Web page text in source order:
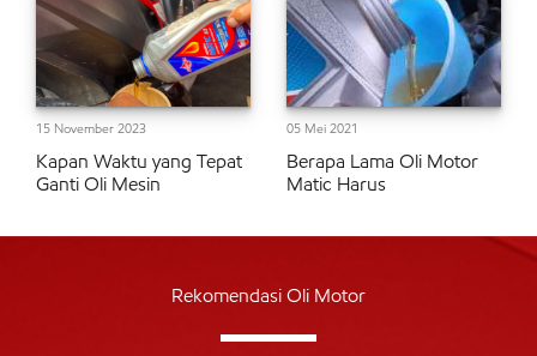
15 November 2023
Kapan Waktu yang Tepat
Ganti Oli Mesin
05 Mei 2021
Berapa Lama Oli Motor
Matic Harus
Rekomendasi Oli Motor